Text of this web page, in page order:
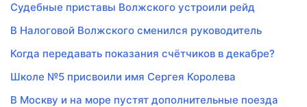
Судебные приставы Волжского устроили рейд
В Налоговой Волжского сменился руководитель
Когда передавать показания счётчиков в декабре?
Школе №5 присвоили имя Сергея Королева
В Москву и на море пустят дополнительные поезда